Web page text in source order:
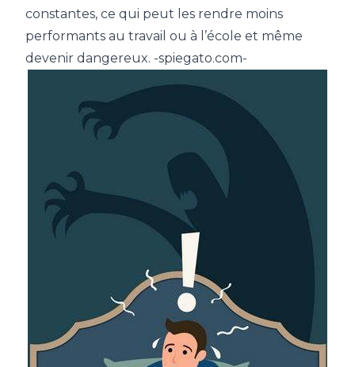
constantes, ce qui peut les rendre moins
performants au travail ou à l’école et même
devenir dangereux. -spiegato.com-